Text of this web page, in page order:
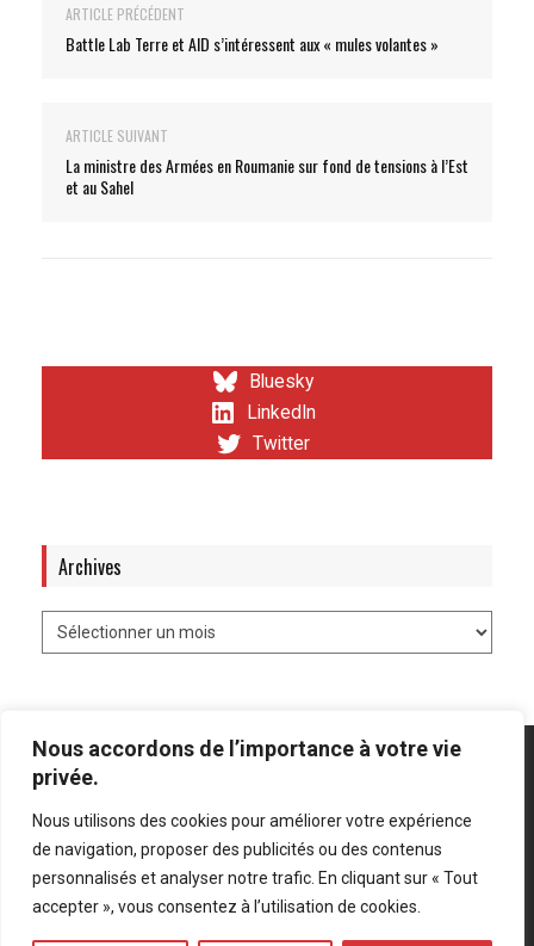
Nous accordons de l’importance à votre vie
privée.
Nous utilisons des cookies pour améliorer votre expérience
de navigation, proposer des publicités ou des contenus
personnalisés et analyser notre trafic. En cliquant sur « Tout
accepter », vous consentez à l’utilisation de cookies.
ARTICLE PRÉCÉDENT
Battle Lab Terre et AID s’intéressent aux « mules volantes »
ARTICLE SUIVANT
La ministre des Armées en Roumanie sur fond de tensions à l’Est
et au Sahel
Bluesky
LinkedIn
Twitter
Archives
Mentions légales Politique de confidentialité
Bluesky
LinkedIn
Twitter